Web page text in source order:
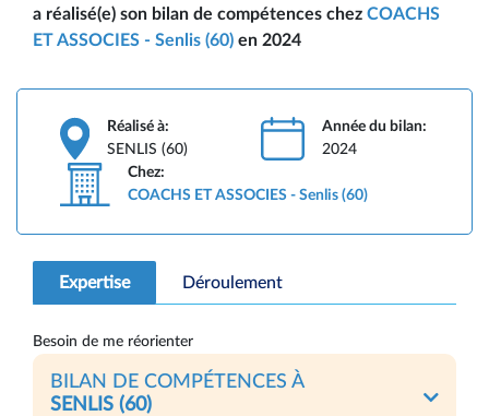
a réalisé(e) son bilan de compétences chez COACHS
ET ASSOCIES - Senlis (60) en 2024
Réalisé à:
SENLIS (60)
Année du bilan:
2024
Chez:
COACHS ET ASSOCIES - Senlis (60)
Expertise Déroulement
Besoin de me réorienter
BILAN DE COMPÉTENCES À
SENLIS (60)